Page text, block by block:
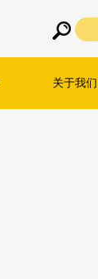
关于我们